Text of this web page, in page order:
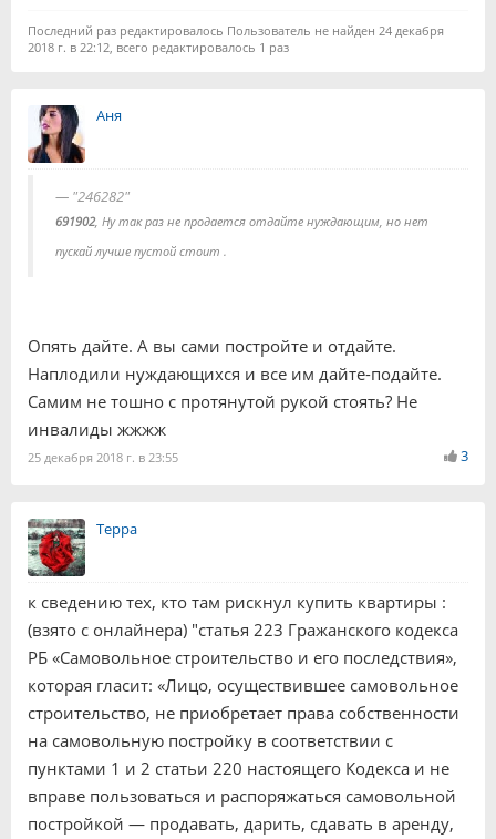
Последний раз редактировалось Пользователь не найден 24 декабря
2018 г. в 22:12, всего редактировалось 1 раз
Аня
"246282"
691902, Ну так раз не продается отдайте нуждающим, но нет
пускай лучше пустой стоит .
Опять дайте. А вы сами постройте и отдайте.
Наплодили нуждающихся и все им дайте-подайте.
Самим не тошно с протянутой рукой стоять? Не
инвалиды жжжж
25 декабря 2018 г. в 23:55 3
Терра
к сведению тех, кто там рискнул купить квартиры :
(взято с онлайнера) "статья 223 Гражанского кодекса
РБ «Самовольное строительство и его последствия»,
которая гласит: «Лицо, осуществившее самовольное
строительство, не приобретает права собственности
на самовольную постройку в соответствии с
пунктами 1 и 2 статьи 220 настоящего Кодекса и не
вправе пользоваться и распоряжаться самовольной
постройкой — продавать, дарить, сдавать в аренду,